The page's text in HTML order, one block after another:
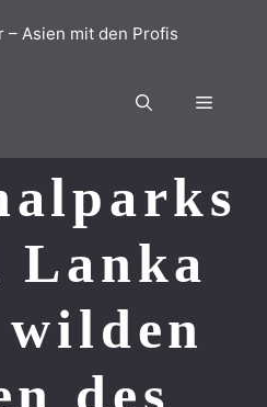
– Asien mit den Profis
Menü